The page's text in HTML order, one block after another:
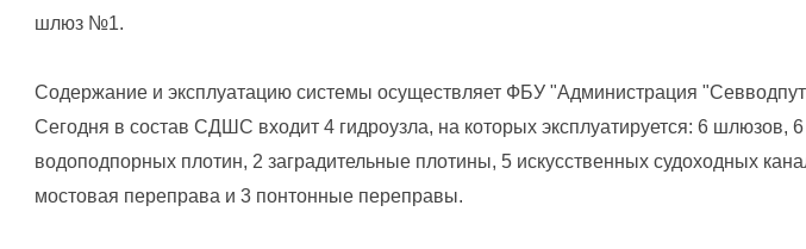
шлюз №1.
Содержание и эксплуатацию системы осуществляет ФБУ "Администрация
Сегодня в состав СДШС входит 4 гидроузла, на которых эксплуатируется: 6 шлюзов, 6
водоподпорных плотин, 2 заградительные плотины, 5 искусственных судоходных
мостовая переправа и 3 понтонные переправы.